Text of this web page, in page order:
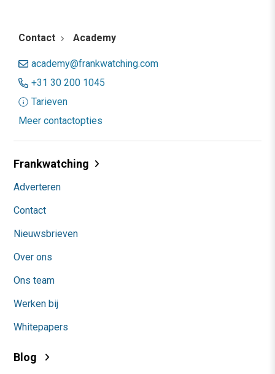
Contact Academy
academy@frankwatching.com
+31 30 200 1045
Tarieven
Meer contactopties
Frankwatching
Adverteren
Contact
Nieuwsbrieven
Over ons
Ons team
Werken bij
Whitepapers
Blog